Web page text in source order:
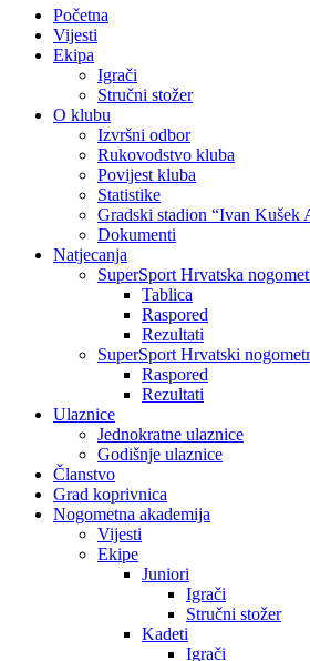
Početna
Vijesti
Ekipa
Igrači
Stručni stožer
O klubu
Izvršni odbor
Rukovodstvo kluba
Povijest kluba
Statistike
Gradski stadion “Ivan Kušek
Dokumenti
Natjecanja
SuperSport Hrvatska
Tablica
Raspored
Rezultati
SuperSport Hrvatski
Raspored
Rezultati
Ulaznice
Jednokratne ulaznice
Godišnje ulaznice
Članstvo
Grad koprivnica
Nogometna akademija
Vijesti
Ekipe
Juniori
Igrači
Stručni stožer
Kadeti
Igrači